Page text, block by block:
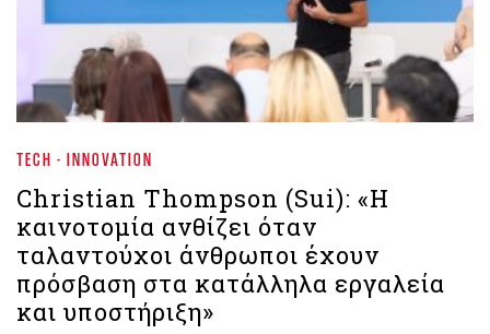
TECH - INNOVATION
Christian Thompson (Sui): «Η
καινοτομία ανθίζει όταν
ταλαντούχοι άνθρωποι έχουν
πρόσβαση στα κατάλληλα εργαλεία
και υποστήριξη»